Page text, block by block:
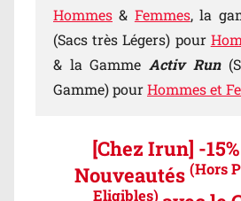
Hommes & Femmes, la
(Sacs très Légers) pour
& la GammeActiv Run
Gamme) pourHommes et
[Chez Irun] -
Nouveautés (Hors
Eligibles)